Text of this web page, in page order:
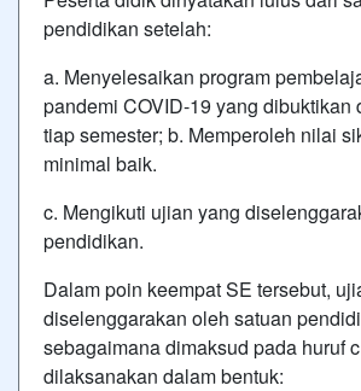
pendidikan setelah:
a. Menyelesaikan program
pandemi COVID-19 yang dibuktikan
tiap semester; b. Memperoleh nilai
minimal baik.
c. Mengikuti ujian yang
pendidikan.
Dalam poin keempat SE tersebut,
diselenggarakan oleh satuan
sebagaimana dimaksud pada huruf
dilaksanakan dalam bentuk: